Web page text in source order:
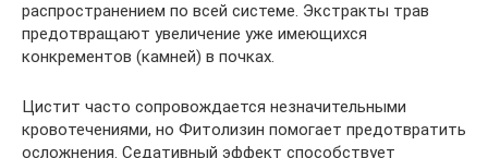
распространением по всей системе. Экстракты трав
предотвращают увеличение уже имеющихся
конкрементов (камней) в почках.
Цистит часто сопровождается незначительными
кровотечениями, но Фитолизин помогает предотвратить
осложнения. Седативный эффект способствует